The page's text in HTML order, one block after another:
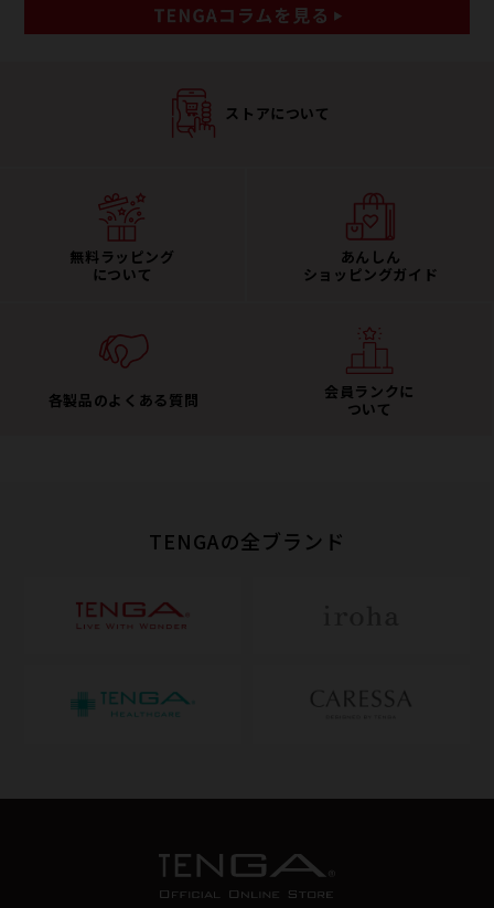
ストアについて
無料ラッピング
について
あんしん
ショッピングガイド
各製品のよくある質問
会員ランクに
ついて
TENGAの全ブランド